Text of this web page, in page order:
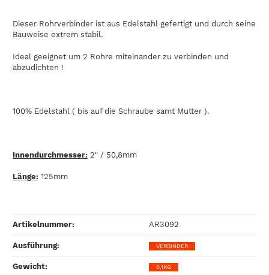
Dieser Rohrverbinder ist aus Edelstahl gefertigt und durch seine
Bauweise extrem stabil.
Ideal geeignet um 2 Rohre miteinander zu verbinden und
abzudichten !
100% Edelstahl ( bis auf die Schraube samt Mutter ).
Innendurchmesser: 2" / 50,8mm
Länge: 125mm
Artikelnummer: AR3092
Ausführung‍: VERBINDER
Gewicht‍: 0,1KG